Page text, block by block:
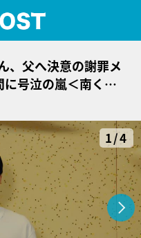
、父へ決意の謝罪メ
号泣の嵐＜南くん
1/4